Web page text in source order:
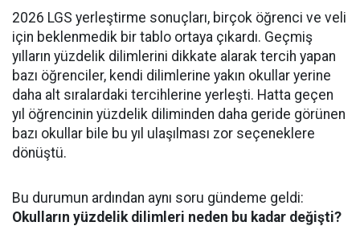
2026 LGS yerleştirme sonuçları, birçok öğrenci ve veli
için beklenmedik bir tablo ortaya çıkardı. Geçmiş
yılların yüzdelik dilimlerini dikkate alarak tercih yapan
bazı öğrenciler, kendi dilimlerine yakın okullar yerine
daha alt sıralardaki tercihlerine yerleşti. Hatta geçen
yıl öğrencinin yüzdelik diliminden daha geride görünen
bazı okullar bile bu yıl ulaşılması zor seçeneklere
dönüştü.
Bu durumun ardından aynı soru gündeme geldi:
Okulların yüzdelik dilimleri neden bu kadar değişti?